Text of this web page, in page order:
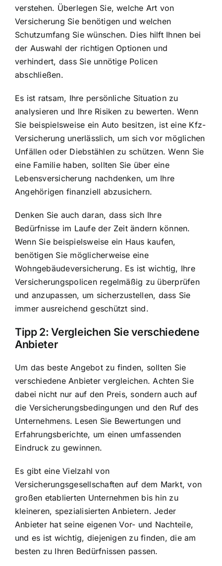
verstehen. Überlegen Sie, welche Art von
Versicherung Sie benötigen und welchen
Schutzumfang Sie wünschen. Dies hilft Ihnen bei
der Auswahl der richtigen Optionen und
verhindert, dass Sie unnötige Policen
abschließen.
Es ist ratsam, Ihre persönliche Situation zu
analysieren und Ihre Risiken zu bewerten. Wenn
Sie beispielsweise ein Auto besitzen, ist eine Kfz-
Versicherung unerlässlich, um sich vor möglichen
Unfällen oder Diebstählen zu schützen. Wenn Sie
eine Familie haben, sollten Sie über eine
Lebensversicherung nachdenken, um Ihre
Angehörigen finanziell abzusichern.
Denken Sie auch daran, dass sich Ihre
Bedürfnisse im Laufe der Zeit ändern können.
Wenn Sie beispielsweise ein Haus kaufen,
benötigen Sie möglicherweise eine
Wohngebäudeversicherung. Es ist wichtig, Ihre
Versicherungspolicen regelmäßig zu überprüfen
und anzupassen, um sicherzustellen, dass Sie
immer ausreichend geschützt sind.
Tipp 2: Vergleichen Sie verschiedene
Anbieter
Um das beste Angebot zu finden, sollten Sie
verschiedene Anbieter vergleichen. Achten Sie
dabei nicht nur auf den Preis, sondern auch auf
die Versicherungsbedingungen und den Ruf des
Unternehmens. Lesen Sie Bewertungen und
Erfahrungsberichte, um einen umfassenden
Eindruck zu gewinnen.
Es gibt eine Vielzahl von
Versicherungsgesellschaften auf dem Markt, von
großen etablierten Unternehmen bis hin zu
kleineren, spezialisierten Anbietern. Jeder
Anbieter hat seine eigenen Vor- und Nachteile,
und es ist wichtig, diejenigen zu finden, die am
besten zu Ihren Bedürfnissen passen.